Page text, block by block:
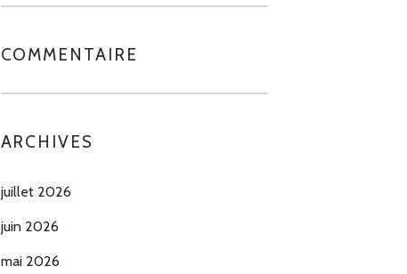
COMMENTAIRE
ARCHIVES
juillet 2026
juin 2026
mai 2026